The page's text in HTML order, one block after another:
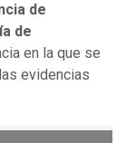
de
de
en la que se
evidencias